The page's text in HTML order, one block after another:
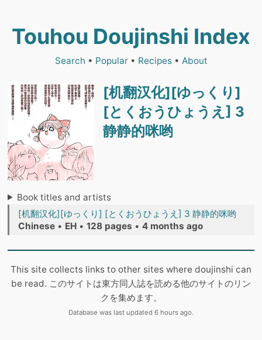
Touhou Doujinshi Index
Search • Popular• Recipes• About
[机翻汉化][ゆっくり]
[とくおうひょうえ] 3
静静的咪哟
Book titles and artists
[机翻汉化][ゆっくり] [とくおうひょうえ] 3 静静的咪哟
Chinese • EH • 128 pages • 4 months ago
This site collects links to other sites where doujinshi can
be read. このサイトは東方同人誌を読める他のサイトのリン
クを集めます。
Database was last updated 6 hours ago.